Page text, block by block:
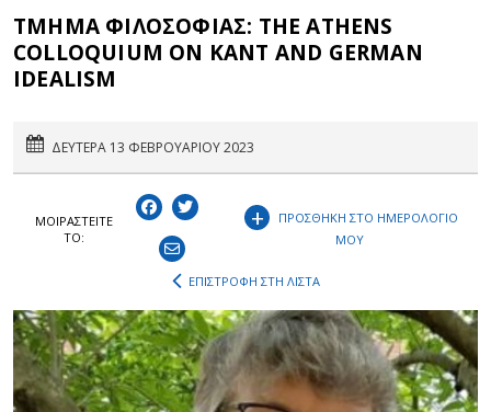
ΤΜΗΜΑ ΦΙΛΟΣΟΦΙΑΣ: THE ATHENS
COLLOQUIUM ON KANT AND GERMAN
IDEALISM
ΔΕΥΤΕΡΑ 13 ΦΕΒΡΟΥΑΡΙΟΥ 2023
ΜΟΙΡΑΣΤEIΤΕ
ΤΟ:
+
ΠΡΟΣΘΗΚΗ ΣΤΟ ΗΜΕΡΟΛΟΓΙΟ
ΜΟΥ
ΕΠΙΣΤΡΟΦΗ ΣΤΗ ΛΙΣΤΑ